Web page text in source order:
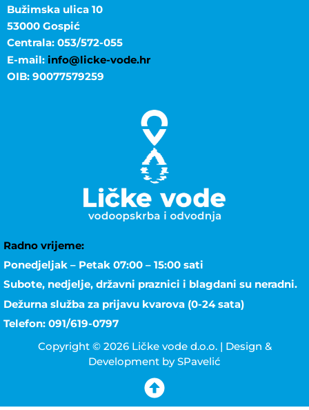
Bužimska ulica 10
53000 Gospić
Centrala: 053/572-055
E-mail: info@licke-vode.hr
OIB: 90077579259
Radno vrijeme:
Ponedjeljak – Petak 07:00 – 15:00 sati
Subote, nedjelje, državni praznici i blagdani su neradni.
Dežurna služba za prijavu kvarova (0-24 sata)
Telefon: 091/619-0797
Copyright © 2026 Ličke vode d.o.o. | Design &
Development by SPavelić